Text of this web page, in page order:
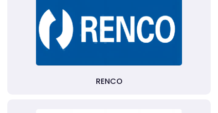
RENCO